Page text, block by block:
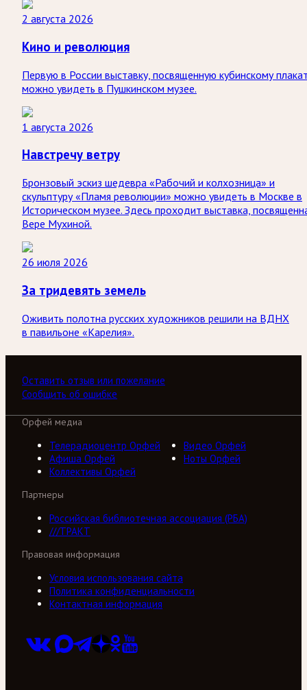
2 августа 2026
Кино и революция
Первую в России выставку, посвященную кубинскому
можно увидеть в Пушкинском музее.
1 августа 2026
Навстречу ветру
Бронзовый эскиз шедевра «Рабочий и колхозница» и
скульптуру «Пламя революции» можно увидеть в Москве в
Историческом музее. Здесь проходит выставка,
Вере Мухиной.
26 июля 2026
За тридевять земель
Оживить полотна русских художников решили на ВДНХ
в павильоне «Карелия».
Оставить отзыв или пожелание
Сообщить об ошибке
Орфей медиа
Телерадиоцентр Орфей
Видео Орфей
Афиша Орфей
Ноты Орфей
Коллективы Орфей
Партнеры
Российская библиотечная ассоциация (РБА)
///ТРАКТ
Правовая информация
Условия использования сайта
Политика конфиденциальности
Контактная информация